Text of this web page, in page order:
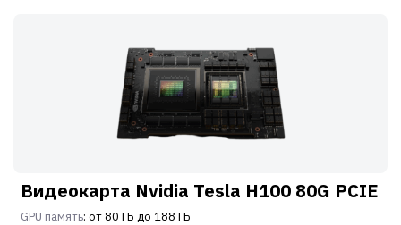
Видеокарта Nvidia Tesla H100 80G PCIE
GPU память: от 80 ГБ до 188 ГБ